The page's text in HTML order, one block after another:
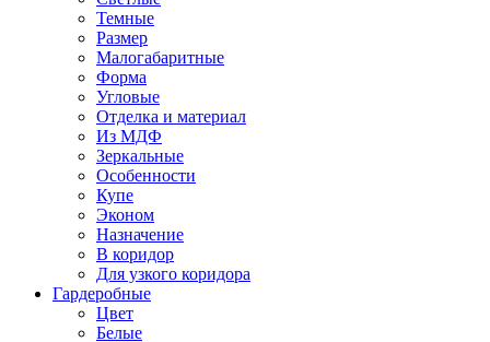
Темные
Размер
Малогабаритные
Форма
Угловые
Отделка и материал
Из МДФ
Зеркальные
Особенности
Купе
Эконом
Назначение
В коридор
Для узкого коридора
Гардеробные
Цвет
Белые